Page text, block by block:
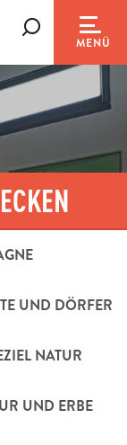
MENÜ
UND DÖRFER
NATUR
UND ERBE